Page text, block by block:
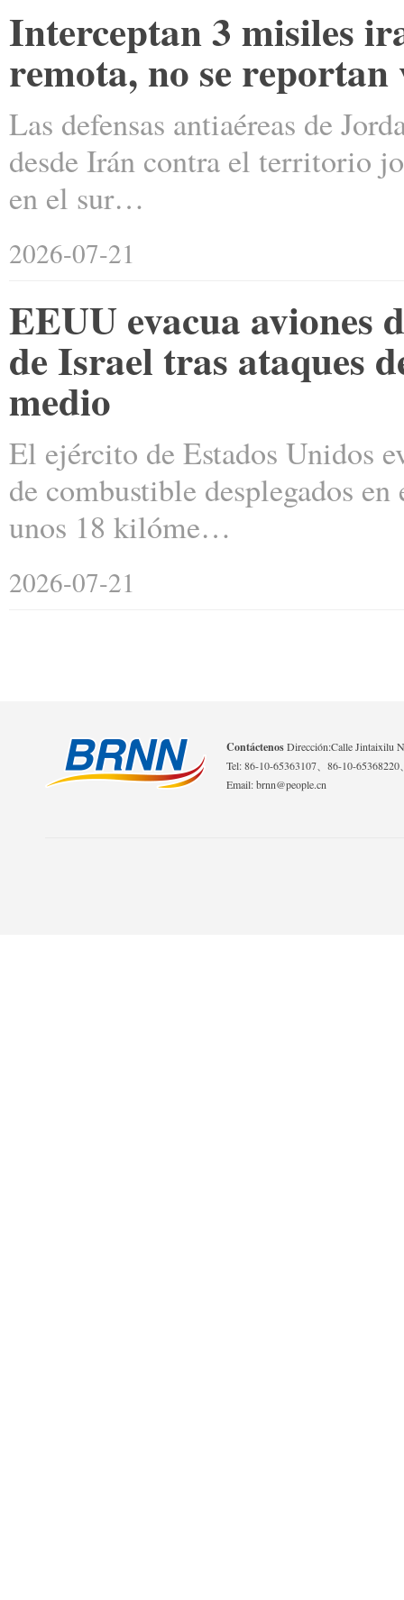
Interceptan 3 misiles
remota, no se
Las defensas antiaéreas de
desde Irán contra el territorio
en el sur…
2026-07-21
EEUU evacua aviones
de Israel tras ataques
medio
El ejército de Estados Unidos
de combustible desplegados
unos 18 kilóme…
2026-07-21
ContáctenosDirección:Calle Jintaixilu
Tel: 86-10-65363107、86-10-
Email: brnn@people.cn